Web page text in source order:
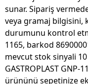
sunar. Sipariş
veya gramaj bilgisini,
durumunu kontrol
1165, barkod
mevcut stok sinyali
GASTROPLAST GNP-
ürününü sepetinize